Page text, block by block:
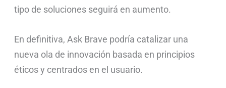
tipo de soluciones seguirá en aumento.
En definitiva, Ask Brave podría catalizar una
nueva ola de innovación basada en principios
éticos y centrados en el usuario.